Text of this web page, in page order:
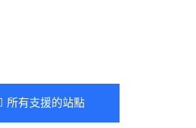
所有支援的站點